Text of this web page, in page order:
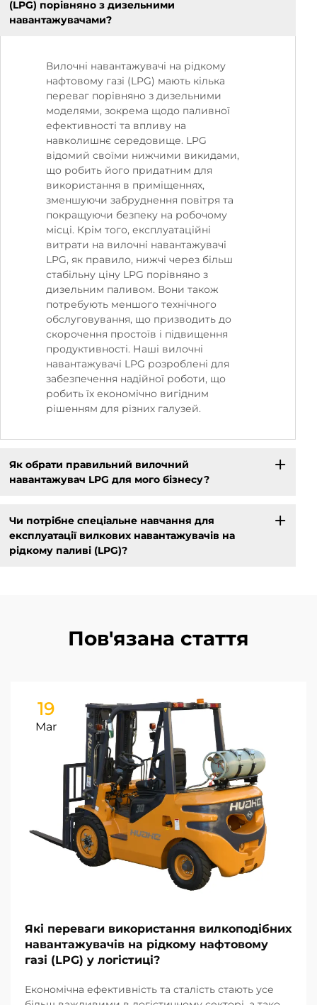
(LPG) порівняно з дизельними
навантажувачами?
Вилочні навантажувачі на рідкому
нафтовому газі (LPG) мають кілька
переваг порівняно з дизельними
моделями, зокрема щодо паливної
ефективності та впливу на
навколишнє середовище. LPG
відомий своїми нижчими викидами,
що робить його придатним для
використання в приміщеннях,
зменшуючи забруднення повітря та
покращуючи безпеку на робочому
місці. Крім того, експлуатаційні
витрати на вилочні навантажувачі
LPG, як правило, нижчі через більш
стабільну ціну LPG порівняно з
дизельним паливом. Вони також
потребують меншого технічного
обслуговування, що призводить до
скорочення простоїв і підвищення
продуктивності. Наші вилочні
навантажувачі LPG розроблені для
забезпечення надійної роботи, що
робить їх економічно вигідним
рішенням для різних галузей.
Як обрати правильний вилочний
навантажувач LPG для мого бізнесу?
Чи потрібне спеціальне навчання для
експлуатації вилкових навантажувачів на
рідкому паливі (LPG)?
Пов'язана стаття
19
Mar
Які переваги використання вилкоподібних
навантажувачів на рідкому нафтовому
газі (LPG) у логістиці?
Економічна ефективність та сталість стають усе